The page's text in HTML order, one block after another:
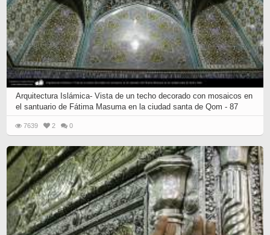
Arquitectura Islámica- Vista de un techo decorado con mosaicos en
el santuario de Fátima Masuma en la ciudad santa de Qom - 87
7639 2 0